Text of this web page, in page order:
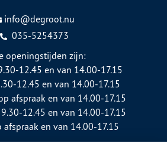
info@degroot.nu
035-5254373
openingstijden zijn:
12.45 en van 14.00-17.15
12.45 en van 14.00-17.15
afspraak en van 14.00-17.15
12.45 en van 14.00-17.15
en van 14.00-17.15